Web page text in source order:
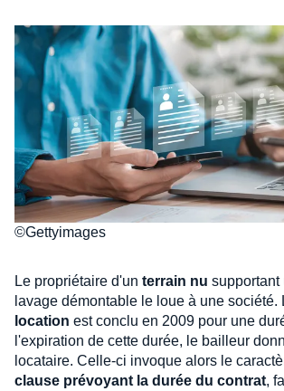
©Gettyimages
Le propriétaire d'un terrain nu supportant
lavage démontable le loue à une société.
location est conclu en 2009 pour une
l'expiration de cette durée, le bailleur
locataire. Celle-ci invoque alors le
clause prévoyant la durée du contrat,